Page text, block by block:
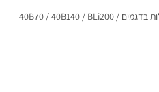
ארגז Husqvarna 36V M מתאים לסוללות בדגמים 40B70 / 40B140 / BLi200 /